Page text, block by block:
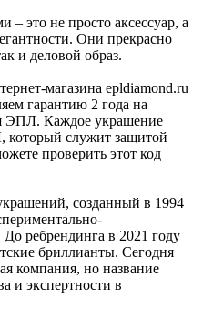
– это не просто аксессуар, а
Они прекрасно
и деловой образ.
магазина epldiamond.ru
гарантию 2 года на
ЭПЛ. Каждое украшение
служит защитой
проверить этот код
созданный в 1994
До ребрендинга в 2021 году
бриллианты. Сегодня
компания, но название
и экспертности в